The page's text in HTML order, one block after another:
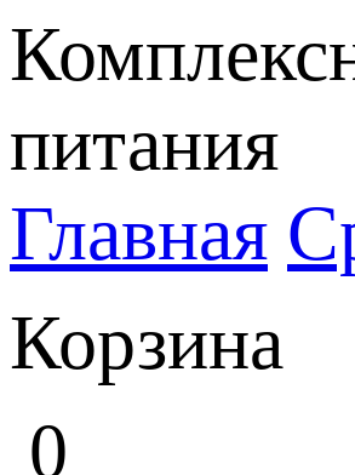
питания
Главная
Корзина
0